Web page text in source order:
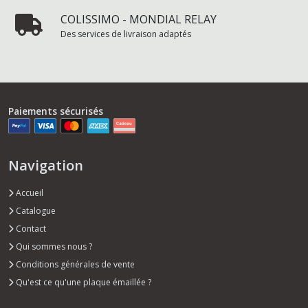
COLISSIMO - MONDIAL RELAY
Des services de livraison adaptés
Paiements sécurisés
Navigation
Accueil
Catalogue
Contact
Qui sommes nous ?
Conditions générales de vente
Qu'est ce qu'une plaque émaillée ?